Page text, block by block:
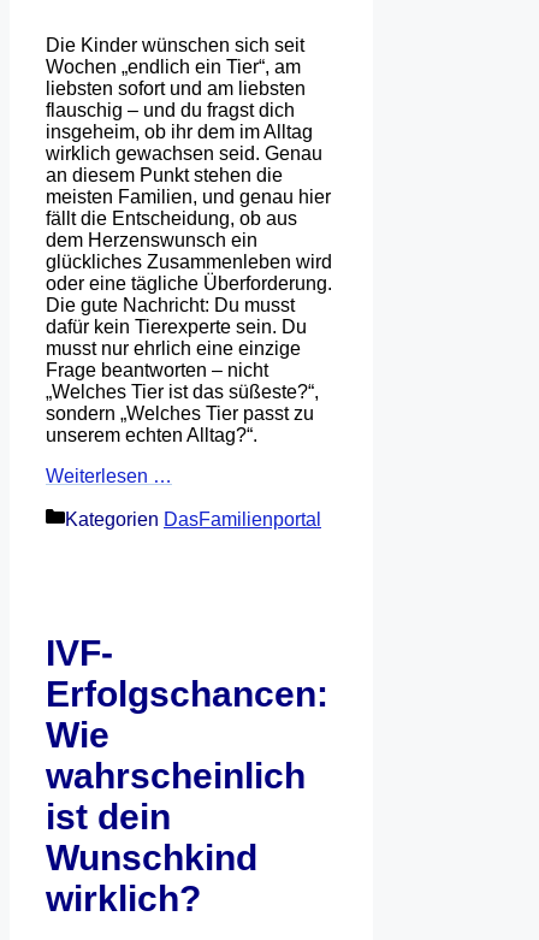
Die Kinder wünschen sich seit
Wochen „endlich ein Tier“, am
liebsten sofort und am liebsten
flauschig – und du fragst dich
insgeheim, ob ihr dem im Alltag
wirklich gewachsen seid. Genau
an diesem Punkt stehen die
meisten Familien, und genau hier
fällt die Entscheidung, ob aus
dem Herzenswunsch ein
glückliches Zusammenleben wird
oder eine tägliche Überforderung.
Die gute Nachricht: Du musst
dafür kein Tierexperte sein. Du
musst nur ehrlich eine einzige
Frage beantworten – nicht
„Welches Tier ist das süßeste?“,
sondern „Welches Tier passt zu
unserem echten Alltag?“.
Weiterlesen …
Kategorien DasFamilienportal
IVF-
Erfolgschancen:
Wie
wahrscheinlich
ist dein
Wunschkind
wirklich?